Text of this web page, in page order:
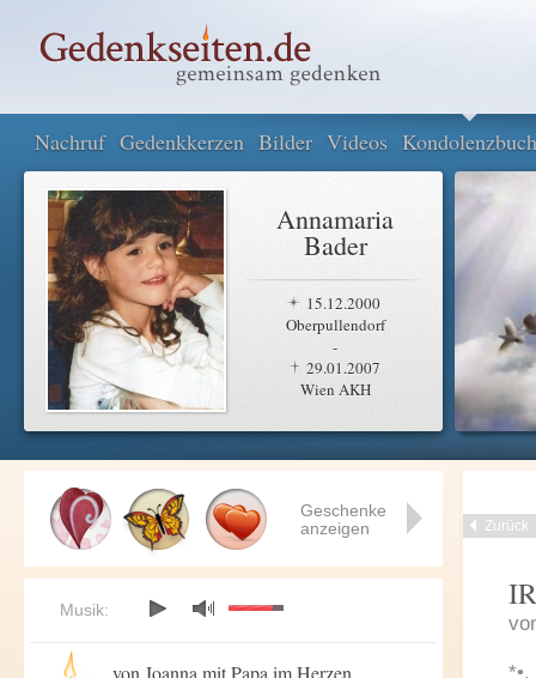
Nachruf Gedenkkerzen Bilder Videos Kondolenzbuch
Annamaria
Bader
15.12.2000
Oberpullendorf
-
29.01.2007
Wien AKH
Zurück
Geschenke
anzeigen
Musik:
von Joanna mit Papa im Herzen